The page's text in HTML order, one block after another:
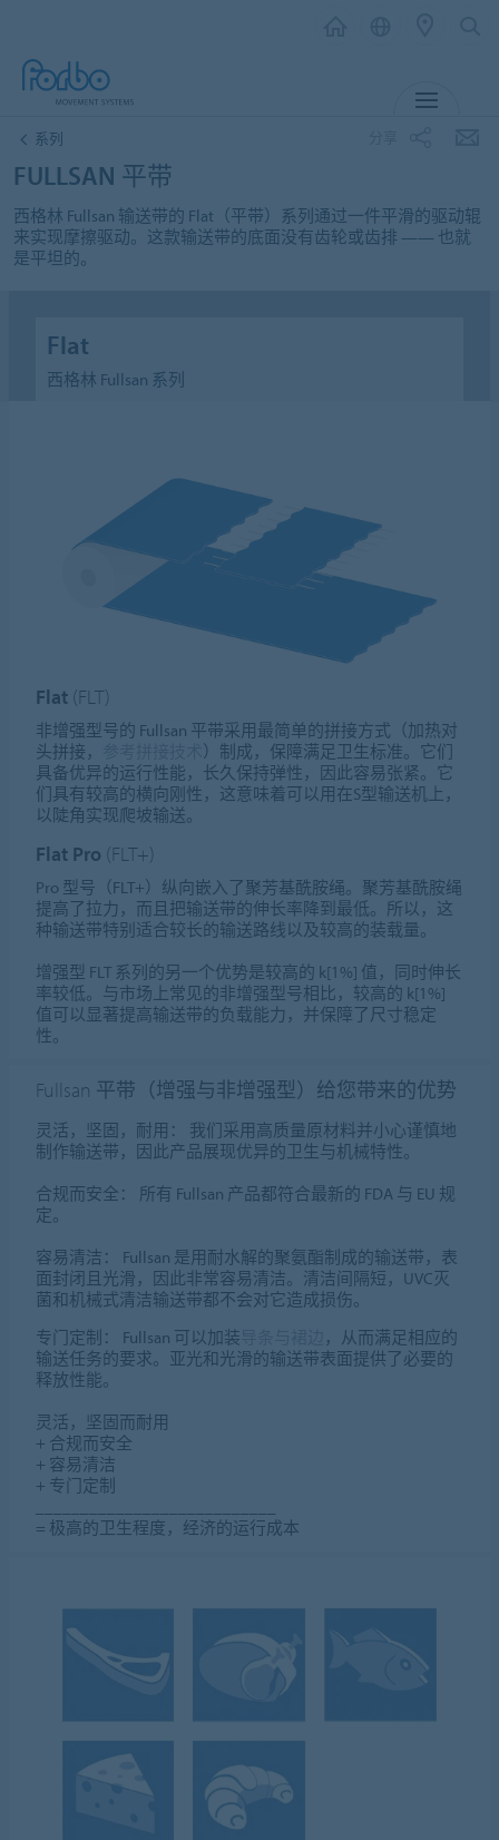
系列
FULLSAN 平带
西格林 Fullsan 输送带的 Flat（平带）系列通过一件平滑的驱动辊
来实现摩擦驱动。这款输送带的底面没有齿轮或齿排 —— 也就
是平坦的。
Flat
西格林 Fullsan 系列
Flat (FLT)
非增强型号的 Fullsan 平带采用最简单的拼接方式（加热对
头拼接，
）制成，保障满足卫生标准。它们
具备优异的运行性能，长久保持弹性，因此容易张紧。它
们具有较高的横向刚性，这意味着可以用在S型输送机上，
以陡角实现爬坡输送。
Flat Pro (FLT+)
Pro 型号（FLT+）纵向嵌入了聚芳基酰胺绳。聚芳基酰胺绳
提高了拉力，而且把输送带的伸长率降到最低。所以，这
种输送带特别适合较长的输送路线以及较高的装载量。
增强型 FLT 系列的另一个优势是较高的 k[1%] 值，同时伸长
率较低。与市场上常见的非增强型号相比，较高的 k[1%]
值可以显著提高输送带的负载能力，并保障了尺寸稳定
性。
Fullsan 平带（增强与非增强型）给您带来的优势
灵活，坚固，耐用：
我们采用高质量原材料并小心谨慎地
制作输送带，因此产品展现优异的卫生与机械特性。
合规而安全：
所有 Fullsan 产品都符合最新的 FDA 与 EU 规
定。
容易清洁：
Fullsan 是用耐水解的聚氨酯制成的输送带，表
面封闭且光滑，因此非常容易清洁。清洁间隔短，UVC灭
菌和机械式清洁输送带都不会对它造成损伤。
专门定制：
Fullsan 可以加装
，从而满足相应的
输送任务的要求。亚光和光滑的输送带表面提供了必要的
释放性能。
灵活，坚固而耐用
+ 合规而安全
+ 容易清洁
+ 专门定制
= 极高的卫生程度，经济的运行成本